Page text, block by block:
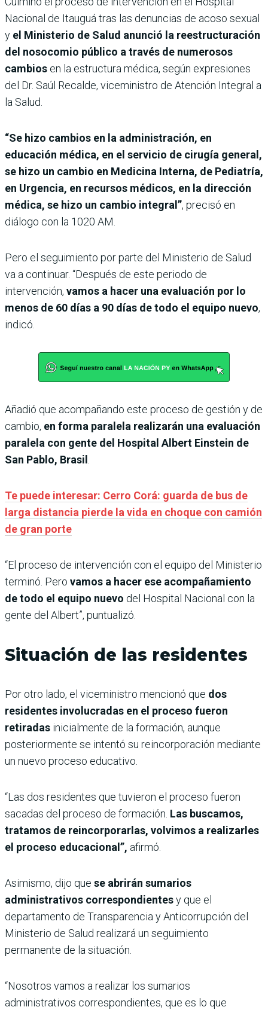
Nacional de Itauguá tras las denuncias de acoso sexual
y el Ministerio de Salud anunció la reestructuración
del nosocomio público a través de numerosos
cambios en la estructura médica, según expresiones
del Dr. Saúl Recalde, viceministro de Atención Integral a
la Salud.
“Se hizo cambios en la administración, en
educación médica, en el servicio de cirugía general,
se hizo un cambio en Medicina Interna, de Pediatría,
en Urgencia, en recursos médicos, en la dirección
médica, se hizo un cambio integral”, precisó en
diálogo con la 1020 AM.
Pero el seguimiento por parte del Ministerio de Salud
va a continuar. “Después de este periodo de
intervención, vamos a hacer una evaluación por lo
menos de 60 días a 90 días de todo el equipo nuevo,
indicó.
Añadió que acompañando este proceso de gestión y de
cambio, en forma paralela realizarán una evaluación
paralela con gente del Hospital Albert Einstein de
San Pablo, Brasil
Te puede interesar: Cerro Corá: guarda de bus de
larga distancia pierde la vida en choque con camión
de gran porte
“El proceso de intervención con el equipo del Ministerio
terminó. Pero vamos a hacer ese acompañamiento
de todo el equipo nuevo del Hospital Nacional con la
gente del Albert”, puntualizó.
Situación de las residentes
Por otro lado, el viceministro mencionó que dos
residentes involucradas en el proceso fueron
retiradas inicialmente de la formación, aunque
posteriormente se intentó su reincorporación mediante
un nuevo proceso educativo.
“Las dos residentes que tuvieron el proceso fueron
sacadas del proceso de formación. Las buscamos,
tratamos de reincorporarlas, volvimos a realizarles
el proceso educacional”, afirmó.
Asimismo, dijo que se abrirán sumarios
administrativos correspondientesy que el
departamento de Transparencia y Anticorrupción del
Ministerio de Salud realizará un seguimiento
permanente de la situación.
“Nosotros vamos a realizar los sumarios
administrativos correspondientes, que es lo que